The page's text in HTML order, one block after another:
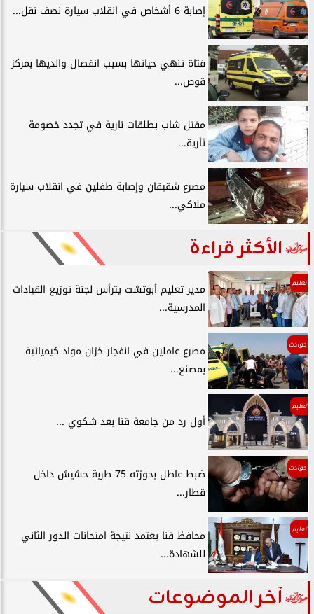
إصابة 6 أشخاص في انقلاب سيارة نصف نقل...
فتاة تنهي حياتها بسبب انفصال والديها بمركز
قوص...
مقتل شاب بطلقات نارية في تجدد خصومة
ثأرية...
مصرع شقيقان وإصابة طفلين في انقلاب سيارة
ملاكي...
الأكثر قراءة
تعليم
مدير تعليم أبوتشت يترأس لجنة توزيع القيادات
المدرسية...
حوادث
مصرع عاملين في انفجار خزان مواد كيميائية
بمصنع...
تعليم
أول رد من جامعة قنا بعد شكوي ...
حوادث
ضبط عاطل بحوزته 75 طربة حشيش داخل
قطار...
تعليم
محافظ قنا يعتمد نتيجة امتحانات الدور الثاني
للشهادة...
آخر الموضوعات